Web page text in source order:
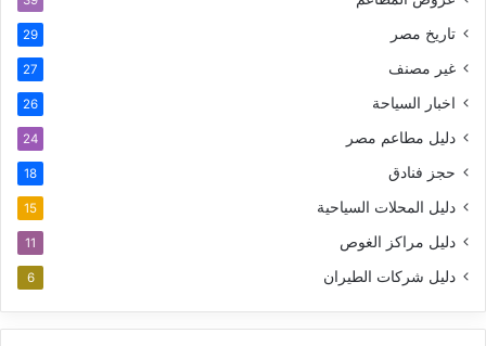
تاريخ مصر 29
غير مصنف 27
اخبار السياحة 26
دليل مطاعم مصر 24
حجز فنادق 18
دليل المحلات السياحية 15
دليل مراكز الغوص 11
دليل شركات الطيران 6